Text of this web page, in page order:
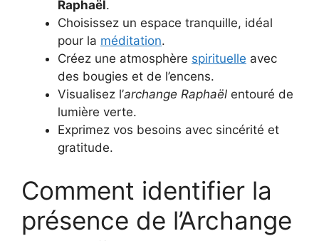
Raphaël.
Choisissez un espace tranquille, idéal
pour la méditation.
Créez une atmosphère spirituelle avec
des bougies et de l’encens.
Visualisez l’archange Raphaël entouré de
lumière verte.
Exprimez vos besoins avec sincérité et
gratitude.
Comment identifier la
présence de l’Archange